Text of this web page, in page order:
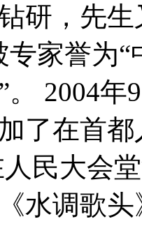
研，先
专家誉为
。 2004
了在首
民大会
水调歌